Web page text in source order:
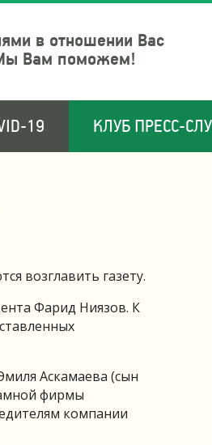
в отношении Вас
Мы Вам поможем!
19 КЛУБ ПРЕСС-
возглавить газету.
Фарид Ниязов. К
Аскамаева (сын
фирмы
компании